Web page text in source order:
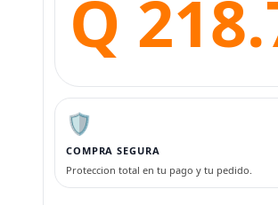
Q
🛡️
COMPRA SEGURA
Proteccion total en tu pago y tu pedido.